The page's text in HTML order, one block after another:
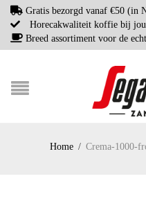
Gratis bezorgd vanaf €50 (in
Horecakwaliteit koffie bij
Breed assortiment voor de
Home / Crema-1000-